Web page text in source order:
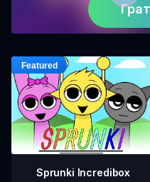
Sprunki Incredibox